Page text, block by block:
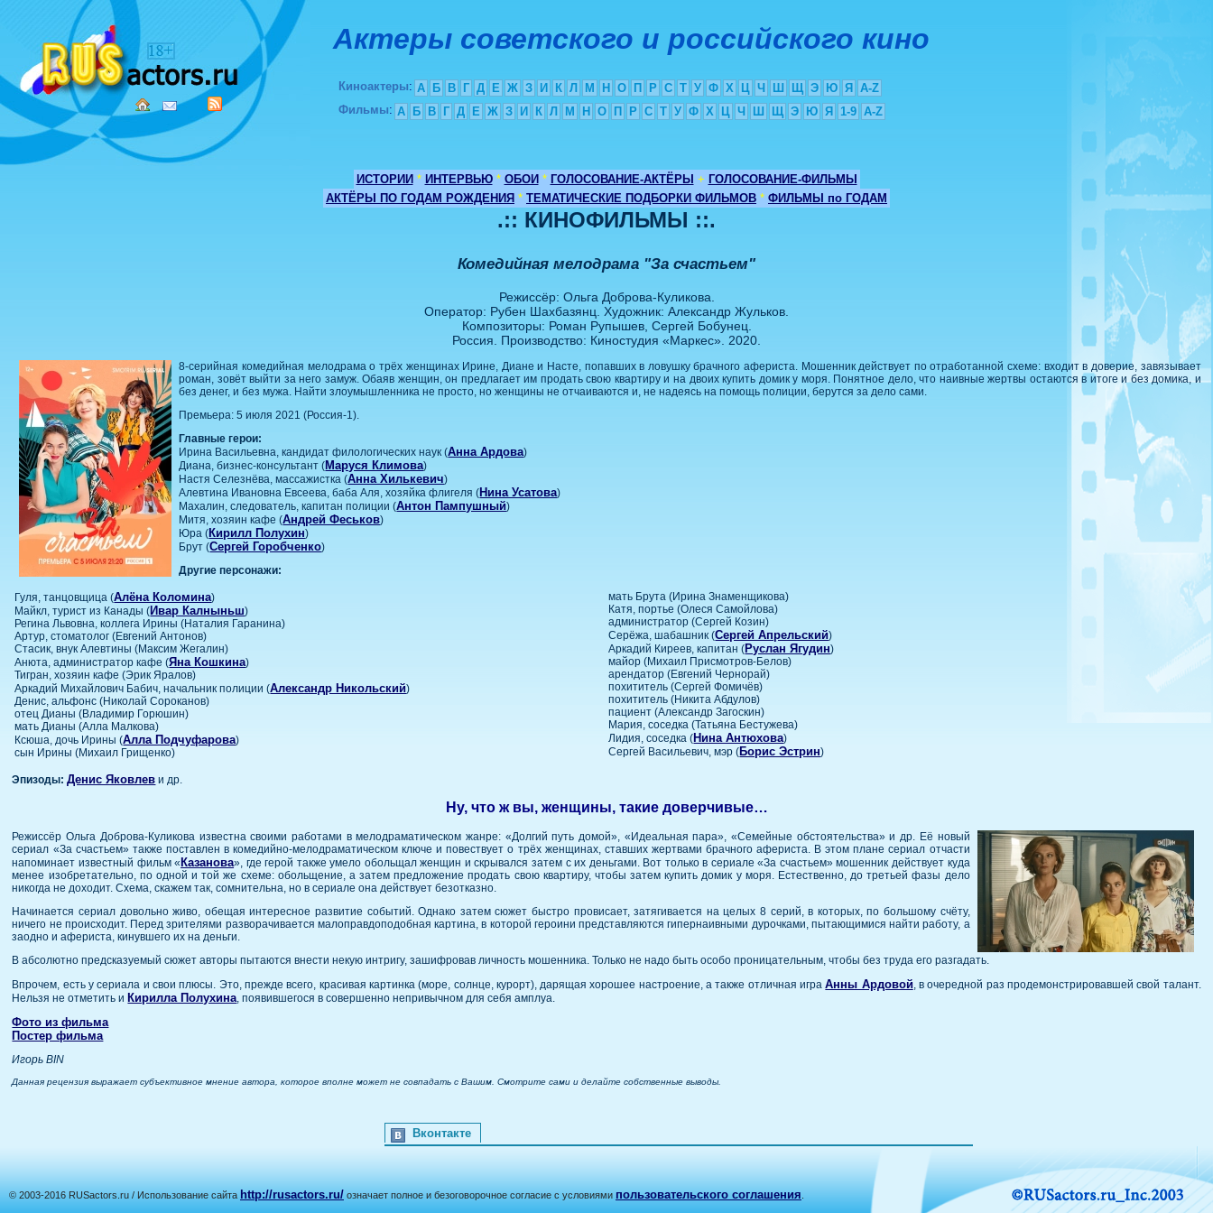
Актеры советского и российского кино
Киноактеры: А Б В Г Д Е Ж З И К Л М Н О П Р С Т У Ф Х Ц Ч Ш Щ Э Ю Я
A-Z
Фильмы: А Б В Г Д Е Ж З И К Л М Н О П Р С Т У Ф Х Ц Ч Ш Щ Э Ю Я 1-9 A-Z
ИСТОРИИ * ИНТЕРВЬЮ * ОБОИ * ГОЛОСОВАНИЕ-АКТЁРЫ + ГОЛОСОВАНИЕ-ФИЛЬМЫ
АКТЁРЫ ПО ГОДАМ РОЖДЕНИЯ * ТЕМАТИЧЕСКИЕ ПОДБОРКИ ФИЛЬМОВ * ФИЛЬМЫ по ГОДАМ
.:: КИНОФИЛЬМЫ ::.
Комедийная мелодрама "За счастьем"
Режиссёр: Ольга Доброва-Куликова.
Оператор: Рубен Шахбазянц. Художник: Александр Жульков.
Композиторы: Роман Рупышев, Сергей Бобунец.
Россия. Производство: Киностудия «Маркес». 2020.
8-серийная комедийная мелодрама о трёх женщинах Ирине, Диане и Насте, попавших в ловушку брачного афериста. Мошенник действует по отработанной схеме: входит в доверие, завязывает
роман, зовёт выйти за него замуж. Обаяв женщин, он предлагает им продать свою квартиру и на двоих купить домик у моря. Понятное дело, что наивные жертвы остаются в итоге и без домика, и
без денег, и без мужа. Найти злоумышленника не просто, но женщины не отчаиваются и, не надеясь на помощь полиции, берутся за дело сами.
Премьера: 5 июля 2021 (Россия-1).
Главные герои:
Ирина Васильевна, кандидат филологических наук (Анна Ардова)
Диана, бизнес-консультант (Маруся Климова)
Настя Селезнёва, массажистка (Анна Хилькевич)
Алевтина Ивановна Евсеева, баба Аля, хозяйка флигеля (Нина Усатова)
Махалин, следователь, капитан полиции (Антон Пампушный)
Митя, хозяин кафе (Андрей Феськов)
Юра (Кирилл Полухин)
Брут (Сергей Горобченко)
Другие персонажи:
Гуля, танцовщица (Алёна Коломина)
Майкл, турист из Канады (Ивар Калныньш)
Регина Львовна, коллега Ирины (Наталия Гаранина)
Артур, стоматолог (Евгений Антонов)
Стасик, внук Алевтины (Максим Жегалин)
Анюта, администратор кафе (Яна Кошкина)
Тигран, хозяин кафе (Эрик Яралов)
Аркадий Михайлович Бабич, начальник полиции (Александр Никольский)
Денис, альфонс (Николай Сороканов)
отец Дианы (Владимир Горюшин)
мать Дианы (Алла Малкова)
Ксюша, дочь Ирины (Алла Подчуфарова)
сын Ирины (Михаил Грищенко)
мать Брута (Ирина Знаменщикова)
Катя, портье (Олеся Самойлова)
администратор (Сергей Козин)
Серёжа, шабашник (Сергей Апрельский)
Аркадий Киреев, капитан (Руслан Ягудин)
майор (Михаил Присмотров-Белов)
арендатор (Евгений Чернорай)
похититель (Сергей Фомичёв)
похититель (Никита Абдулов)
пациент (Александр Загоскин)
Мария, соседка (Татьяна Бестужева)
Лидия, соседка (Нина Антюхова)
Сергей Васильевич, мэр (Борис Эстрин)
Эпизоды: Денис Яковлев и др.
Ну, что ж вы, женщины, такие доверчивые…
Режиссёр Ольга Доброва-Куликова известна своими работами в мелодраматическом жанре: «Долгий путь домой», «Идеальная пара», «Семейные обстоятельства» и др. Её новый
сериал «За счастьем» также поставлен в комедийно-мелодраматическом ключе и повествует о трёх женщинах, ставших жертвами брачного афериста. В этом плане сериал отчасти
напоминает известный фильм « Казанова», где герой также умело обольщал женщин и скрывался затем с их деньгами. Вот только в сериале «За счастьем» мошенник действует куда
менее изобретательно, по одной и той же схеме: обольщение, а затем предложение продать свою квартиру, чтобы затем купить домик у моря. Естественно, до третьей фазы дело
никогда не доходит. Схема, скажем так, сомнительна, но в сериале она действует безотказно.
Начинается сериал довольно живо, обещая интересное развитие событий. Однако затем сюжет быстро провисает, затягивается на целых 8 серий, в которых, по большому счёту,
ничего не происходит. Перед зрителями разворачивается малоправдоподобная картина, в которой героини представляются гипернаивными дурочками, пытающимися найти работу, а
заодно и афериста, кинувшего их на деньги.
В абсолютно предсказуемый сюжет авторы пытаются внести некую интригу, зашифровав личность мошенника. Только не надо быть особо проницательным, чтобы без труда его разгадать.
Впрочем, есть у сериала и свои плюсы. Это, прежде всего, красивая картинка (море, солнце, курорт), дарящая хорошее настроение, а также отличная играАнны Ардовой, в очередной раз продемонстрировавшей свой талант.
Нельзя не отметить и Кирилла Полухина, появившегося в совершенно непривычном для себя амплуа.
Фото из фильма
Постер фильма
Игорь BIN
Данная рецензия выражает субъективное мнение автора, которое вполне может не совпадать с Вашим. Смотрите сами и делайте собственные выводы.
Вконтакте
© 2003-2016 RUSactors.ru / Использование сайта http://rusactors.ru/ означает полное и безоговорочное согласие с условиями пользовательского соглашения